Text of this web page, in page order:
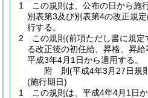
1
この規則は、公布の日から施
別表第3及び別表第4の改正規
行する。
2
この規則 (前項ただし書に規定
る改正後の初任給、昇格、昇給
平成3年4月1日から適用する。
附 則(平成4年3月27日規
(施行期日)
1
この規則は、平成4年4月1日か